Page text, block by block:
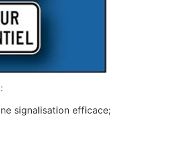
signalisation efficace;